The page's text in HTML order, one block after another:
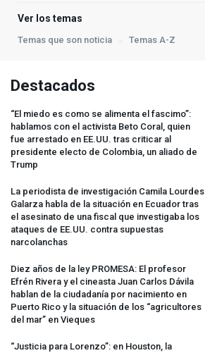
Ver los temas
Temas que son noticia Temas A-Z
Destacados
“El miedo es como se alimenta el fascimo”:
hablamos con el activista Beto Coral, quien
fue arrestado en EE.UU. tras criticar al
presidente electo de Colombia, un aliado de
Trump
La periodista de investigación Camila Lourdes
Galarza habla de la situación en Ecuador tras
el asesinato de una fiscal que investigaba los
ataques de EE.UU. contra supuestas
narcolanchas
Diez años de la ley PROMESA: El profesor
Efrén Rivera y el cineasta Juan Carlos Dávila
hablan de la ciudadanía por nacimiento en
Puerto Rico y la situación de los “agricultores
del mar” en Vieques
“Justicia para Lorenzo”: en Houston, la